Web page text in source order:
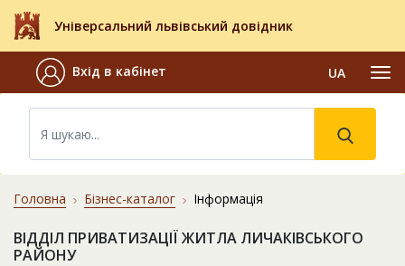
Універсальний львівський довідник
Вхід в кабінет UA
Головна Бізнес-каталог Інформація
ВІДДІЛ ПРИВАТИЗАЦІЇ ЖИТЛА ЛИЧАКІВСЬКОГО
РАЙОНУ